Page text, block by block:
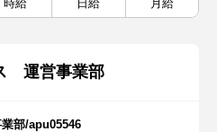
時給 日給 月給
運営事業部
部/apu05546